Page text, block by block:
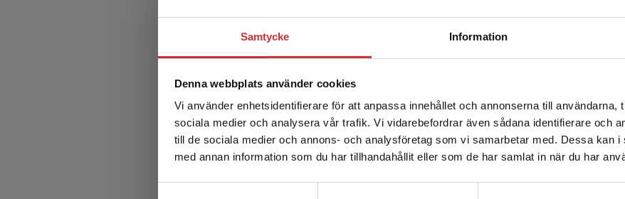
Samtycke Information
Denna webbplats använder cookies
Vi använder enhetsidentifierare för att anpassa innehållet och annonserna till användarna,
sociala medier och analysera vår trafik. Vi vidarebefordrar även sådana identifierare och
till de sociala medier och annons- och analysföretag som vi samarbetar med. Dessa kan
med annan information som du har tillhandahållit eller som de har samlat in när du har
Begränsad fraktregion
Det verkar som att du besöker studentlitteratur.se via en
enhet utanför Sverige. Vi erbjuder inte leveranser utanför
Sverige. För att kunna slutföra ett köp måste
leveransadressen vara i Sverige.Läs mer
Produkter
Mentorskap i skola och